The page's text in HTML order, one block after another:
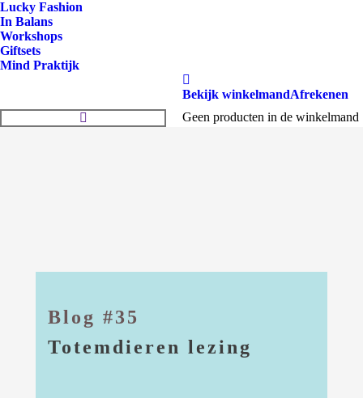
Lucky Fashion
In Balans
Workshops
Giftsets
Mind Praktijk
Bekijk winkelmandAfrekenen
Geen producten in de winkelmand
Blog #35
Totemdieren lezing